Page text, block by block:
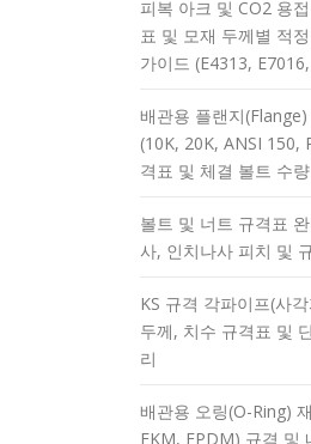
피복 아크 및 CO2 용
표 및 모재 두께별 적
가이드 (E4313,
배관용 플랜지
(10K, 20K, ANSI 150,
격표 및 체결 볼트 수
볼트 및 너트 규격표
사, 인치나사 피치 및
KS 규격 각파이프(사
두께, 치수 규격표 및
리
배관용 오링(O-Ring)
FKM, EPDM) 규격 및